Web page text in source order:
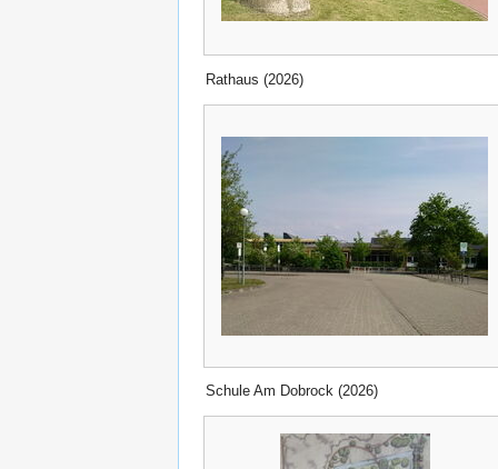
Rathaus (2026)
Schule Am Dobrock (2026)